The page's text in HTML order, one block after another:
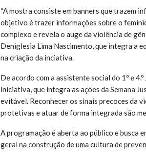
“A mostra consiste em banners que trazem
objetivo é trazer informações sobre o
complexo e revela o auge da violência de
Deniglesia Lima Nascimento, que integra a
na criação da inciativa.
De acordo com a assistente social do 1º e
iniciativa, que integra as ações da Semana
evitável. Reconhecer os sinais precoces da
protetivas e atuar de forma integrada são
A programação é aberta ao público e busca
geral na construção de uma cultura de